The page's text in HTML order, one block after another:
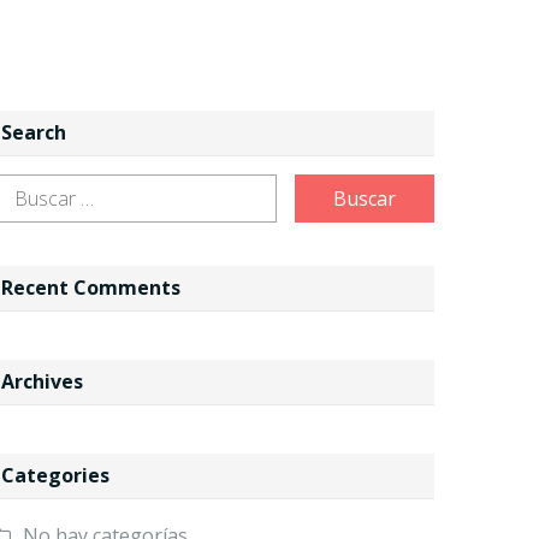
Search
Recent Comments
Archives
Categories